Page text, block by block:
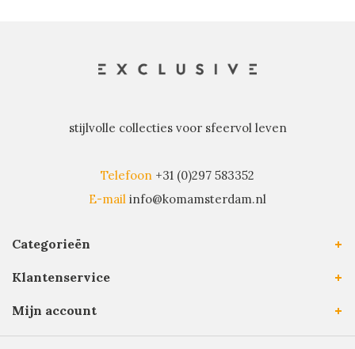
stijlvolle collecties voor sfeervol leven
Telefoon +31 (0)297 583352
E-mail info@komamsterdam.nl
Categorieën
Klantenservice
Mijn account